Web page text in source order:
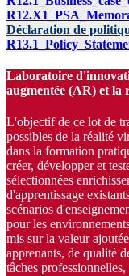
Déclaration de
Laboratoire
augmentée (AR) et
L'objectif de ce lot de
possibles de la réalité
dans la formation
créer, développer et
sélectionnées
d'apprentissage
scénarios
pour les
mis sur la valeur
apprenants, de qualité
tâches professionnelles,